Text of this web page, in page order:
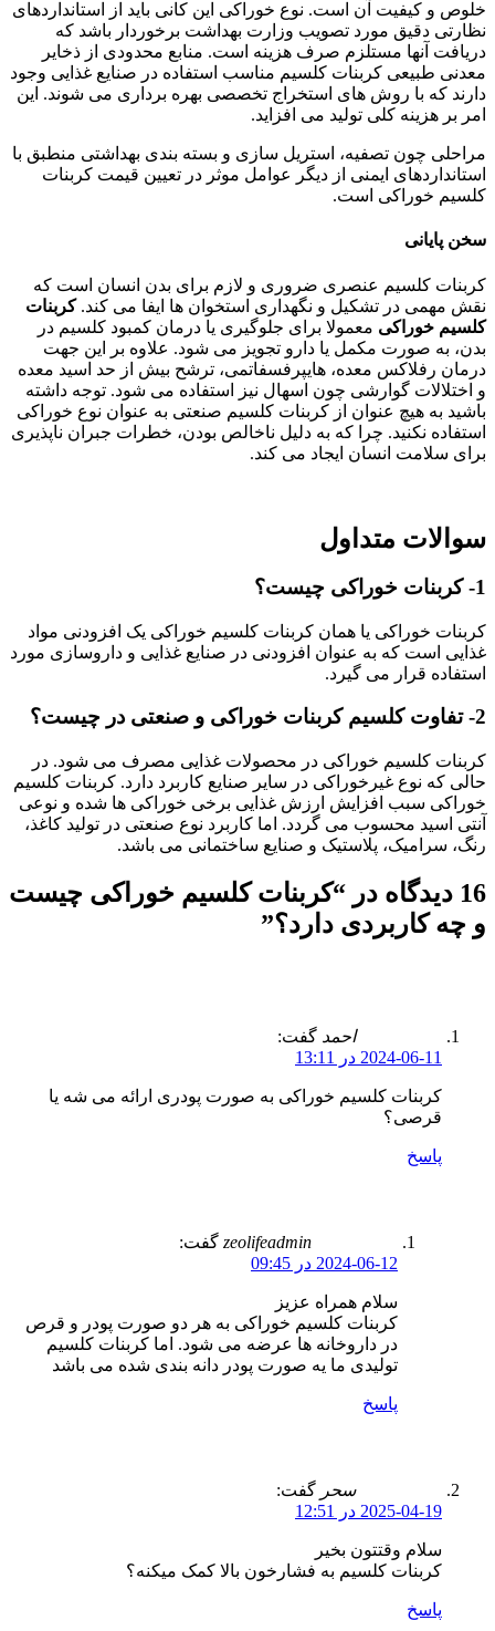
خلوص و کیفیت آن است. نوع خوراکی این کانی باید از استانداردهای
نظارتی دقیق مورد تصویب وزارت بهداشت برخوردار باشد که
دریافت آنها مستلزم صرف هزینه است. منابع محدودی از ذخایر
معدنی طبیعی کربنات کلسیم مناسب استفاده در صنایع غذایی وجود
دارند که با روش های استخراج تخصصی بهره برداری می شوند. این
امر بر هزینه کلی تولید می افزاید.
مراحلی چون تصفیه، استریل سازی و بسته بندی بهداشتی منطبق با
استانداردهای ایمنی از دیگر عوامل موثر در تعیین قیمت کربنات
کلسیم خوراکی است.
سخن پایانی
کربنات کلسیم عنصری ضروری و لازم برای بدن انسان است که
نقش مهمی در تشکیل و نگهداری استخوان ها ایفا می کند.کربنات
کلسیم خوراکی معمولا برای جلوگیری یا درمان کمبود کلسیم در
بدن، به صورت مکمل یا دارو تجویز می شود. علاوه بر این جهت
درمان رفلاکس معده، هایپرفسفاتمی، ترشح بیش از حد اسید معده
و اختلالات گوارشی چون اسهال نیز استفاده می شود. توجه داشته
باشید به هیچ عنوان از کربنات کلسیم صنعتی به عنوان نوع خوراکی
استفاده نکنید. چرا که به دلیل ناخالص بودن، خطرات جبران ناپذیری
برای سلامت انسان ایجاد می کند.
سوالات متداول
1- کربنات خوراکی چیست؟
کربنات خوراکی یا همان کربنات کلسیم خوراکی یک افزودنی مواد
غذایی است که به عنوان افزودنی در صنایع غذایی و داروسازی مورد
استفاده قرار می گیرد.
2- تفاوت کلسیم کربنات خوراکی و صنعتی در چیست؟
کربنات کلسیم خوراکی در محصولات غذایی مصرف می شود. در
حالی که نوع غیرخوراکی در سایر صنایع کاربرد دارد. کربنات کلسیم
خوراکی سبب افزایش ارزش غذایی برخی خوراکی ها شده و نوعی
آنتی اسید محسوب می گردد. اما کاربرد نوع صنعتی در تولید کاغذ،
رنگ، سرامیک، پلاستیک و صنایع ساختمانی می باشد.
16 دیدگاه در “
کربنات کلسیم خوراکی چیست
و چه کاربردی دارد؟”
احمد گفت:
2024-06-11 در 13:11
کربنات کلسیم خوراکی به صورت پودری ارائه می شه یا
قرصی؟
پاسخ
zeolifeadmin گفت:
2024-06-12 در 09:45
سلام همراه عزیز
کربنات کلسیم خوراکی به هر دو صورت پودر و قرص
در داروخانه ها عرضه می شود. اما کربنات کلسیم
تولیدی ما یه صورت پودر دانه بندی شده می باشد
پاسخ
سحر گفت:
2025-04-19 در 12:51
سلام وقتتون بخیر
کربنات کلسیم به فشارخون بالا کمک میکنه؟
پاسخ